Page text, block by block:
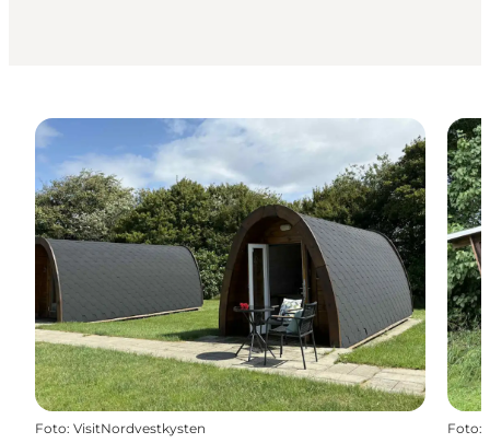
Foto: VisitNordvestkysten Foto: